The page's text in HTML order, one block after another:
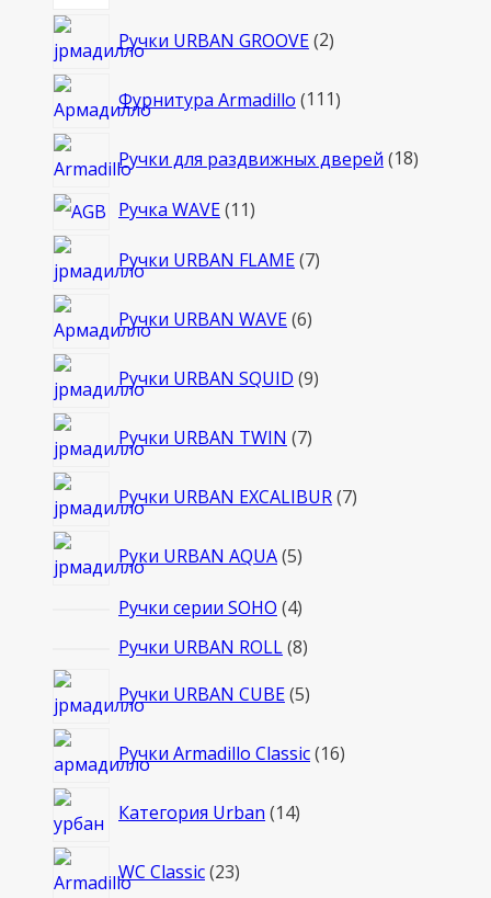
Ручки URBAN GROOVE 22
Фурнитура Armadillo 111111
Ручки для раздвижных дверей 1818
Ручка WAVE 1111
Ручки URBAN FLAME 77
Ручки URBAN WAVE 66
Ручки URBAN SQUID 99
Ручки URBAN TWIN 77
Ручки URBAN EXCALIBUR 77
Руки URBAN AQUA 55
Ручки серии SOHO 44
товара
Ручки URBAN ROLL 88
Ручки URBAN CUBE 55
Ручки Armadillo Classic 1616
Категория Urban 1414
WC Classic 2323